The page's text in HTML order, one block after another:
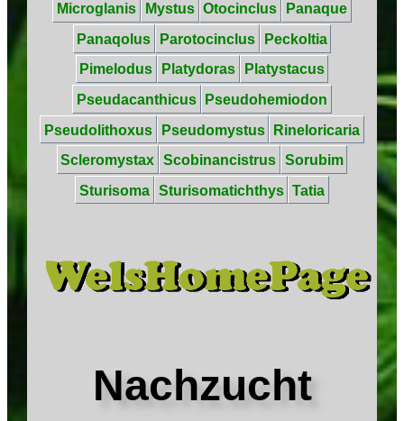
Microglanis
Mystus Otocinclus
Panaque
Panaqolus
Parotocinclus
Peckoltia
Pimelodus
Platydoras
Platystacus
Pseudacanthicus
Pseudohemiodon
Pseudolithoxus
Pseudomystus
Rineloricaria
Scleromystax Scobinancistrus Sorubim
Sturisoma Sturisomatichthys Tatia
Nachzucht